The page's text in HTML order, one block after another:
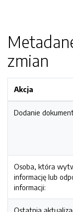
zmian
Akcja
Dodanie
Osoba, która
informację lub
informacji:
Ostatnia